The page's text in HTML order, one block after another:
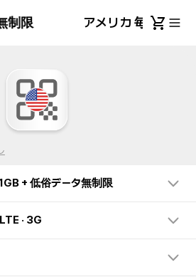
制限 アメリカ 毎日1GB
+ 低俗データ無制限
· 3G